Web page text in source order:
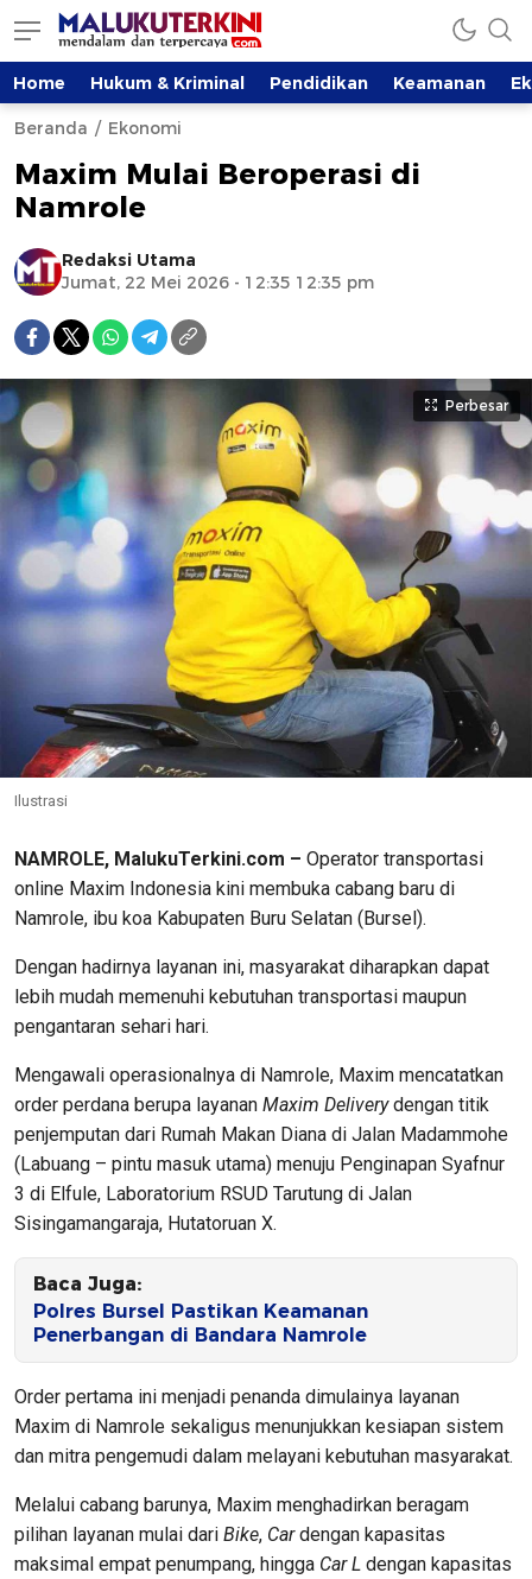
Home Hukum & Kriminal Pendidikan Keamanan
Beranda Ekonomi
Maxim Mulai Beroperasi di
Namrole
Redaksi Utama
Jumat, 22 Mei 2026 - 12:35 12:35 pm
Perbesar
Ilustrasi
NAMROLE, MalukuTerkini.com – Operator transportasi
online Maxim Indonesia kini membuka cabang baru di
Namrole, ibu koa Kabupaten Buru Selatan (Bursel).
Dengan hadirnya layanan ini, masyarakat diharapkan dapat
lebih mudah memenuhi kebutuhan transportasi maupun
pengantaran sehari hari.
Mengawali operasionalnya di Namrole, Maxim mencatatkan
order perdana berupa layanan Maxim Deliverydengan titik
penjemputan dari Rumah Makan Diana di Jalan Madammohe
(Labuang – pintu masuk utama) menuju Penginapan Syafnur
3 di Elfule, Laboratorium RSUD Tarutung di Jalan
Sisingamangaraja, Hutatoruan X.
Baca Juga:
Polres Bursel Pastikan Keamanan
Penerbangan di Bandara Namrole
Order pertama ini menjadi penanda dimulainya layanan
Maxim di Namrole sekaligus menunjukkan kesiapan sistem
dan mitra pengemudi dalam melayani kebutuhan masyarakat.
Melalui cabang barunya, Maxim menghadirkan beragam
pilihan layanan mulai dari Bike, Cardengan kapasitas
maksimal empat penumpang, hingga Car L dengan kapasitas